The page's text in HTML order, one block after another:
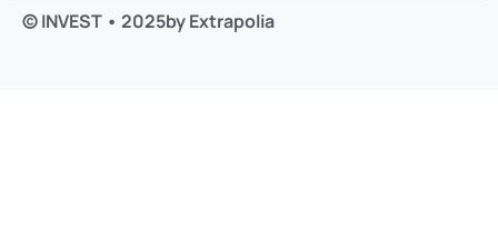
© INVEST • 2025by Extrapolia